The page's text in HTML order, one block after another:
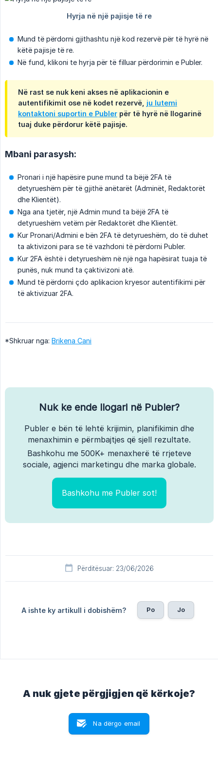
Mund të përdorni gjithashtu një kod rezervë për të hyrë në
këtë pajisje të re.
Në fund, klikoni te hyrja për të filluar përdorimin e Publer.
Në rast se nuk keni akses në aplikacionin e
autentifikimit ose në kodet rezervë, ju lutemi
kontaktoni suportin e Publer për të hyrë në llogarinë
tuaj duke përdorur këtë pajisje.
Mbani parasysh:
Pronari i një hapësire pune mund ta bëjë 2FA të
detyrueshëm për të gjithë anëtarët (Adminët, Redaktorët
dhe Klientët).
Nga ana tjetër, një Admin mund ta bëjë 2FA të
detyrueshëm vetëm për Redaktorët dhe Klientët.
Kur Pronari/Admini e bën 2FA të detyrueshëm, do të duhet
ta aktivizoni para se të vazhdoni të përdorni Publer.
Kur 2FA është i detyrueshëm në një nga hapësirat tuaja të
punës, nuk mund ta çaktivizoni atë.
Mund të përdorni çdo aplikacion kryesor autentifikimi për
të aktivizuar 2FA.
*Shkruar nga: Brikena Cani
Nuk ke ende llogari në Publer?
Publer e bën të lehtë krijimin, planifikimin dhe
menaxhimin e përmbajtjes që sjell rezultate.
Bashkohu me 500K+ menaxherë të rrjeteve
sociale, agjenci marketingu dhe marka globale.
Bashkohu me Publer sot!
Përditësuar: 23/06/2026
A ishte ky artikull i dobishëm? Po Jo
A nuk gjete përgjigjen që kërkoje?
Na dërgo email